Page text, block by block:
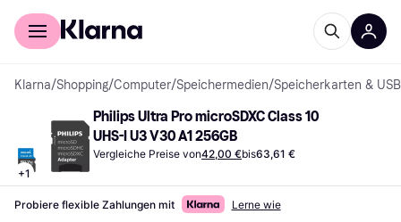
Für Shopper
Klarna/Shopping/Computer/Speichermedien/Speicherkarten &
+1
Philips Ultra Pro microSDXC Class 10
UHS-I U3 V30 A1 256GB
Vergleiche Preise von42,00 €bis63,61 €
Probiere flexible Zahlungen mit Lerne wie